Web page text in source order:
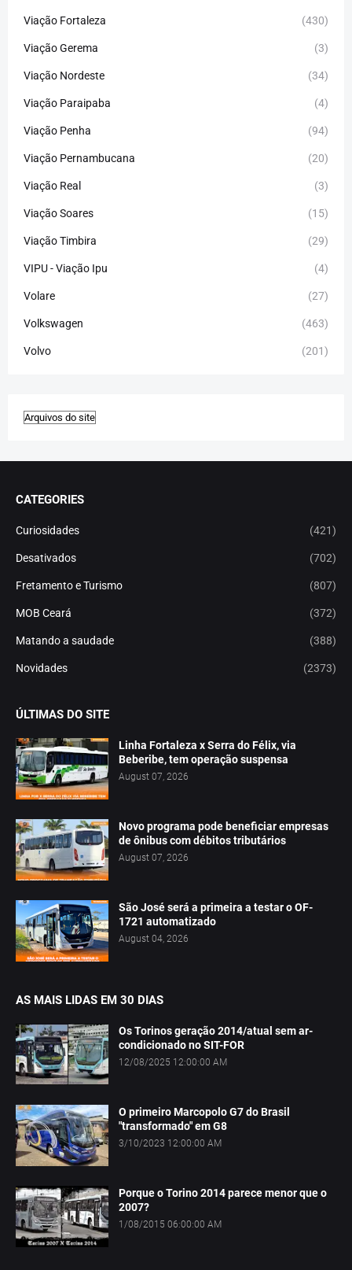
Viação Fortaleza (430)
Viação Gerema (3)
Viação Nordeste (34)
Viação Paraipaba (4)
Viação Penha (94)
Viação Pernambucana (20)
Viação Real (3)
Viação Soares (15)
Viação Timbira (29)
VIPU - Viação Ipu (4)
Volare (27)
Volkswagen (463)
Volvo (201)
CATEGORIES
Curiosidades (421)
Desativados (702)
Fretamento e Turismo (807)
MOB Ceará (372)
Matando a saudade (388)
Novidades (2373)
ÚLTIMAS DO SITE
Linha Fortaleza x Serra do Félix, via
Beberibe, tem operação suspensa
August 07, 2026
Novo programa pode beneficiar empresas
de ônibus com débitos tributários
August 07, 2026
São José será a primeira a testar o OF-
1721 automatizado
August 04, 2026
AS MAIS LIDAS EM 30 DIAS
Os Torinos geração 2014/atual sem ar-
condicionado no SIT-FOR
12/08/2025 12:00:00 AM
O primeiro Marcopolo G7 do Brasil
"transformado" em G8
3/10/2023 12:00:00 AM
Porque o Torino 2014 parece menor que o
2007?
1/08/2015 06:00:00 AM